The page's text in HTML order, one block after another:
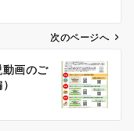
次のページへ
画のご